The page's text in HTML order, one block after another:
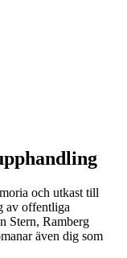
och utkast till
av offentliga
Stern, Ramberg
även dig som